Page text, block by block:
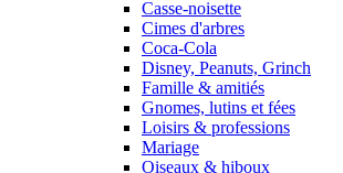
Casse-noisette
Cimes d'arbres
Coca-Cola
Disney, Peanuts, Grinch
Famille & amitiés
Gnomes, lutins et fées
Loisirs & professions
Mariage
Oiseaux & hiboux